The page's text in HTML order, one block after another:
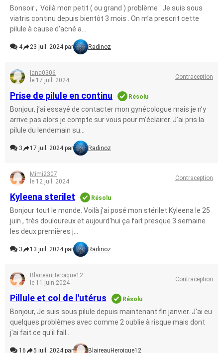
Bonsoir , Voilà mon petit ( ou grand ) problème . Je suis sous
viatris continu depuis bientôt 3 mois . On m’a prescrit cette
pilule à cause d’acné a...
4 23 juil. 2024 par Radinoz
lana0306
le 17 juil. 2024
Contraception
Prise de pilule en continu Résolu
Bonjour, j’ai essayé de contacter mon gynécologue mais je n’y
arrive pas alors je compte sur vous pour m’éclairer. J’ai pris la
pilule du lendemain su...
3 17 juil. 2024 par Radinoz
Mimi2307
le 12 juil. 2024
Contraception
Kyleena sterilet Résolu
Bonjour tout le monde. Voilà j'ai posé mon stérilet Kyleena le 25
juin , très douloureux et aujourd'hui ça fait presque 3 semaine
les deux premières j...
3 13 juil. 2024 par Radinoz
BlaireauHeroique12
le 11 juin 2024
Contraception
Pillule et col de l'utérus Résolu
Bonjour, Je suis sous pilule depuis maintenant fin janvier. J'ai eu
quelques problèmes avec comme 2 oublie à risque mais dont
j'ai fait ce qu'il fall...
16 5 juil. 2024 par BlaireauHeroique12